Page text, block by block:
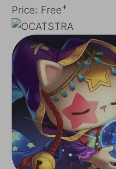
Price: Free+